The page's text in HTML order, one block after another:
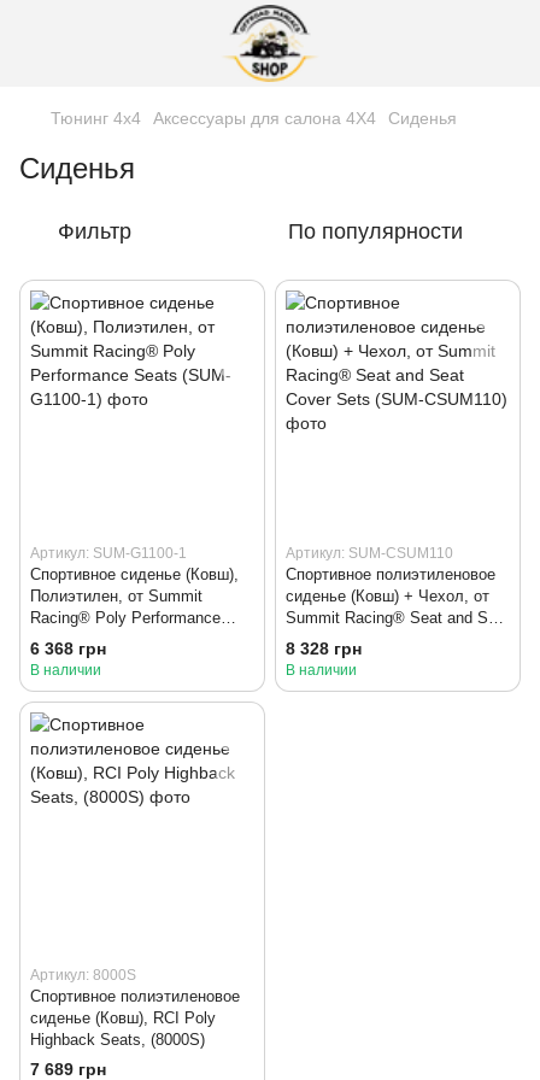
Тюнинг 4х4 Аксессуары для салона 4Х4 Сиденья
Сиденья
Фильтр По популярности
Артикул: SUM-G1100-1
Спортивное сиденье (Ковш),
Полиэтилен, от Summit
Racing® Poly Performance
Seats (SUM-G1100-1)
6 368 грн
В наличии
Артикул: SUM-CSUM110
Спортивное полиэтиленовое
сиденье (Ковш) + Чехол, от
Summit Racing® Seat and Seat
Cover Sets (SUM-CSUM110)
8 328 грн
В наличии
Артикул: 8000S
Спортивное полиэтиленовое
сиденье (Ковш), RCI Poly
Highback Seats, (8000S)
7 689 грн